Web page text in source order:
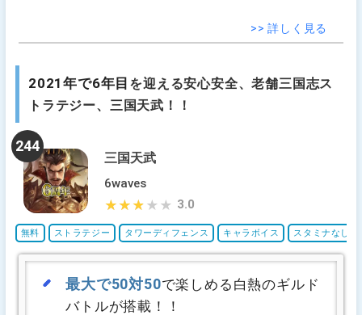
>> 詳しく見る
2021年で6年目 を迎える安心安全、老舗三国志ス
トラテジー、三国天武！！
三国天武
244
6waves
無料 ストラテジー タワーディフェンス キャラボイス スタミナなし
3.0
★★★★★
★★★★★
最大で50対50で楽しめる白熱のギルド
バトルが搭載！！